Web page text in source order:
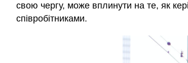
свою чергу, може вплинути на те, як
співробітниками.